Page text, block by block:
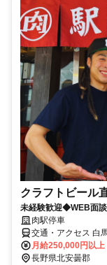
クラフトビール
未経験歓迎◆WEB面
肉駅停車
交通・アクセス 白
月給250,000円以上
長野県北安曇郡